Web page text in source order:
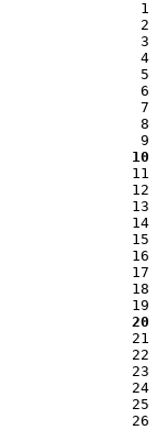
1
2
3
4
5
6
7
8
9
10
11
12
13
14
15
16
17
18
19
20
21
22
23
24
25
26